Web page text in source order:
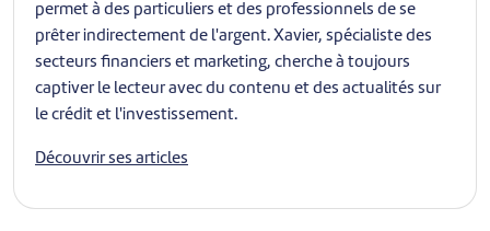
permet à des particuliers et des professionnels de se
prêter indirectement de l'argent. Xavier, spécialiste des
secteurs financiers et marketing, cherche à toujours
captiver le lecteur avec du contenu et des actualités sur
le crédit et l'investissement.
Découvrir ses articles